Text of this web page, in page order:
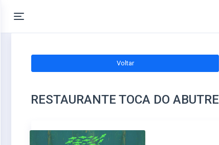
Voltar
RESTAURANTE TOCA DO ABUTRE